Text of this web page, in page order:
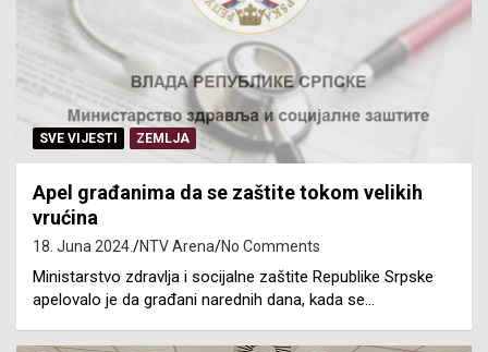
SVE VIJESTI ZEMLJA
Apel građanima da se zaštite tokom velikih
vrućina
18. Juna 2024. NTV Arena No Comments
Ministarstvo zdravlja i socijalne zaštite Republike Srpske
apelovalo je da građani narednih dana, kada se…